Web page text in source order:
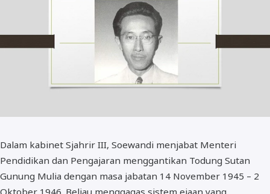
Dalam kabinet Sjahrir III, Soewandi menjabat Menteri
Pendidikan dan Pengajaran menggantikan Todung Sutan
Gunung Mulia dengan masa jabatan 14 November 1945 – 2
Oktober 1946. Beliau menggagas sistem ejaan yang